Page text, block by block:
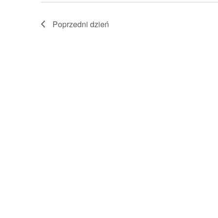
Poprzedni dzień